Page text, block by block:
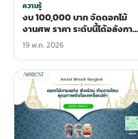
ความรู้
งบ 100,000 บาท จัดดอกไม้
งานศพ ราคา ระดับนี้ได้อลังการ
แค่ไหน เห็นภาพ
19 พ.ค. 2026